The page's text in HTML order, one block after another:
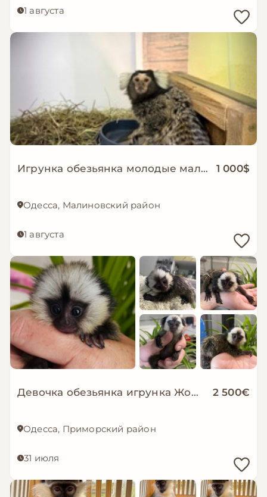
1 августа
Игрунка обезьянка молодые малыши 1 000$
Одесса, Малиновский район
1 августа
Девочка обезьянка игрунка Жоффруа домашняя обезьяна 2 500€
Одесса, Приморский район
31 июля